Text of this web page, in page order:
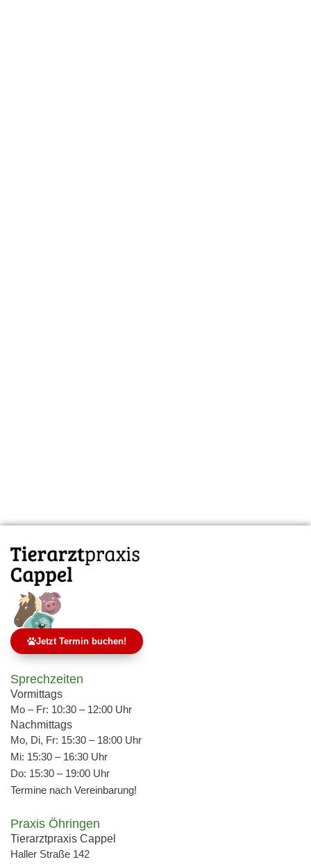
Jetzt Termin buchen!
Sprechzeiten
Vormittags
Mo – Fr: 10:30 – 12:00 Uhr
Nachmittags
Mo, Di, Fr: 15:30 – 18:00 Uhr
Mi: 15:30 – 16:30 Uhr
Do: 15:30 – 19:00 Uhr
Termine nach Vereinbarung!
Praxis Öhringen
Tierarztpraxis Cappel
Haller Straße 142